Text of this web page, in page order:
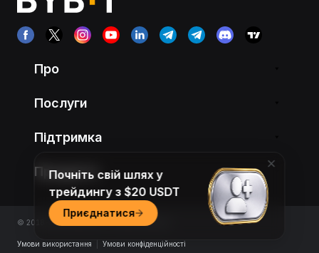
Про
Послуги
Підтримка
Продукти
© 2018-2026 Bybit.com. All rights reserved.
Умови використання Умови конфіденційності
Почніть свій шлях у
трейдингу з $20 USDT
Приєднатися